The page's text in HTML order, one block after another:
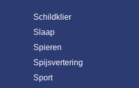
Schildklier
Slaap
Spieren
Spijsvertering
Sport